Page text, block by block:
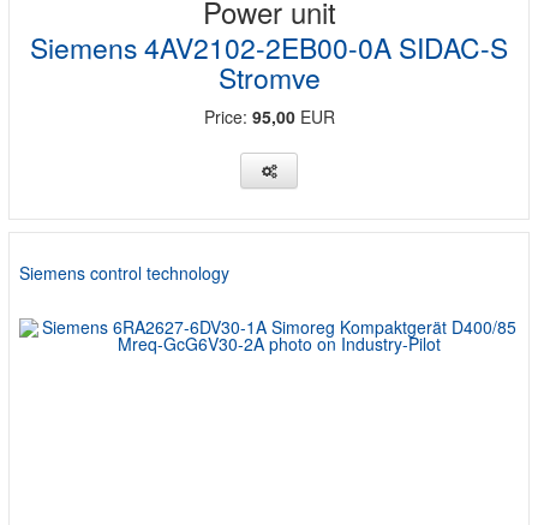
Power unit
Siemens 4AV2102-2EB00-0A SIDAC-S
Stromve
Price: 95,00EUR
Siemens control technology